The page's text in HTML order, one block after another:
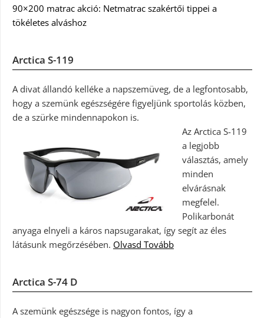
90×200 matrac akció: Netmatrac szakértői tippei a
tökéletes alváshoz
Arctica S-119
A divat állandó kelléke a napszemüveg, de a legfontosabb,
hogy a szemünk egészségére figyeljünk sportolás közben,
de a szürke mindennapokon is.
Az Arctica S-119
a legjobb
választás, amely
minden
elvárásnak
megfelel.
Polikarbonát
anyaga elnyeli a káros napsugarakat, így segít az éles
látásunk megőrzésében. Olvasd Tovább
Arctica S-74 D
A szemünk egészsége is nagyon fontos, így a